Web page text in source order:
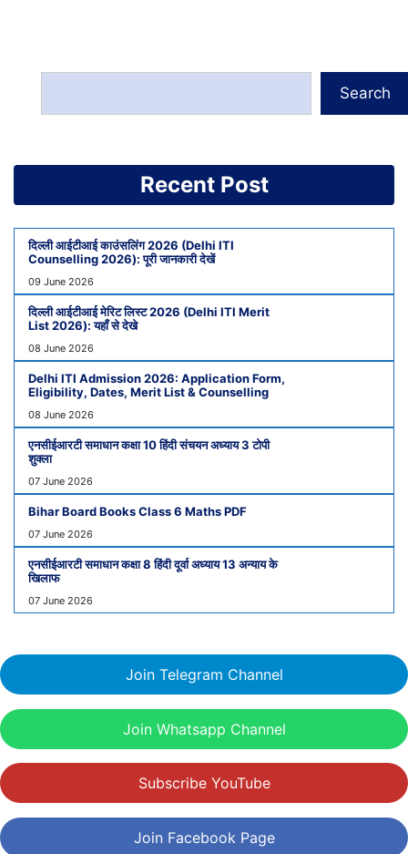
Search
Recent Post
दिल्ली आईटीआई काउंसलिंग 2026 (Delhi ITI
Counselling 2026): पूरी जानकारी देखें
09 June 2026
दिल्ली आईटीआई मेरिट लिस्ट 2026 (Delhi ITI Merit
List 2026): यहाँ से देखे
08 June 2026
Delhi ITI Admission 2026: Application Form,
Eligibility, Dates, Merit List & Counselling
08 June 2026
एनसीईआरटी समाधान कक्षा 10 हिंदी संचयन अध्याय 3 टोपी
शुक्ला
07 June 2026
Bihar Board Books Class 6 Maths PDF
07 June 2026
एनसीईआरटी समाधान कक्षा 8 हिंदी दूर्वा अध्याय 13 अन्याय के
खिलाफ
07 June 2026
Join Telegram Channel
Join Whatsapp Channel
Subscribe YouTube
Join Facebook Page